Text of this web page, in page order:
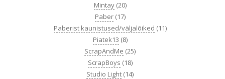
Mintay (20)
Paber (17)
Paberist kaunistused/väljalõiked (11)
Piatek13 (8)
ScrapAndMe (25)
ScrapBoys (18)
Studio Light (14)